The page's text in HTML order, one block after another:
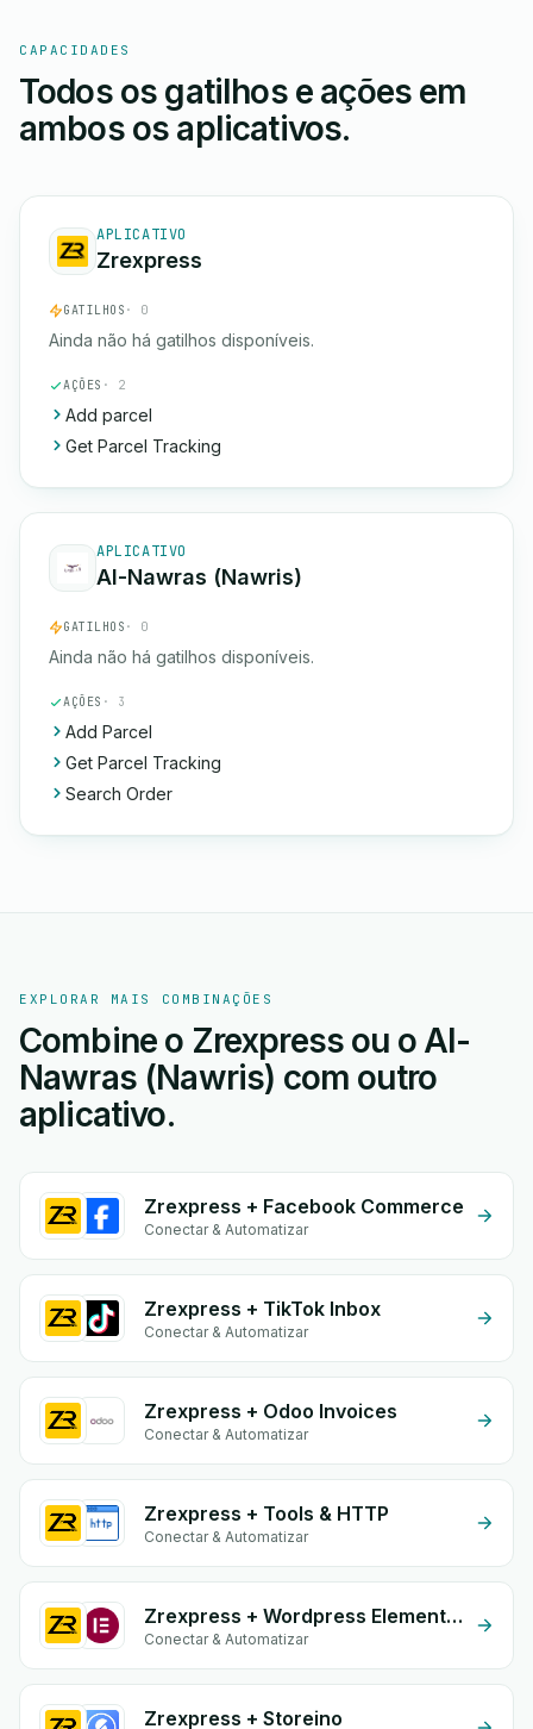
CAPACIDADES
Todos os gatilhos e ações em
ambos os aplicativos.
APLICATIVO
Zrexpress
GATILHOS · 0
Ainda não há gatilhos disponíveis.
AÇÕES · 2
Add parcel
Get Parcel Tracking
APLICATIVO
Al-Nawras (Nawris)
GATILHOS · 0
Ainda não há gatilhos disponíveis.
AÇÕES · 3
Add Parcel
Get Parcel Tracking
Search Order
EXPLORAR MAIS COMBINAÇÕES
Combine o Zrexpress ou o Al-
Nawras (Nawris) com outro
aplicativo.
Zrexpress + Facebook Commerce
Conectar & Automatizar
Zrexpress + TikTok Inbox
Conectar & Automatizar
Zrexpress + Odoo Invoices
Conectar & Automatizar
Zrexpress + Tools & HTTP
Conectar & Automatizar
Zrexpress + Wordpress Elementor
Conectar & Automatizar
Zrexpress + Storeino